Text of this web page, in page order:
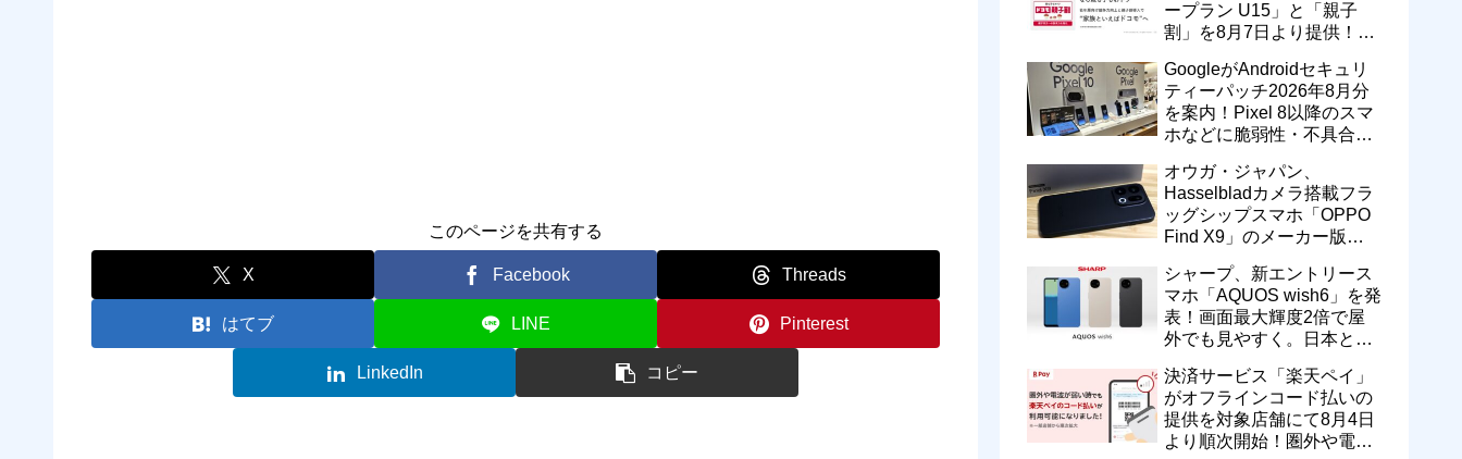
このページを共有する
X Facebook Threads
はてブ LINE Pinterest
LinkedIn コピー
ープラン U15」と「親子
割」を8月7日より提供！親
550円割引に
GoogleがAndroidセキュリ
ティーパッチ2026年8月分
を案内！Pixel 8以降のスマ
ホなどに脆弱性・不具合の
新が提供開始
オウガ・ジャパン、
Hasselbladカメラ搭載フラ
ッグシップスマホ「OPPO
Find X9」のメーカー版
げ！15万9800円に
シャープ、新エントリース
マホ「AQUOS wish6」を発
表！画面最大輝度2倍で屋
外でも見やすく。日本と台
売
決済サービス「楽天ペイ」
がオフラインコード払いの
提供を対象店舗にて8月4日
より順次開始！圏外や電波